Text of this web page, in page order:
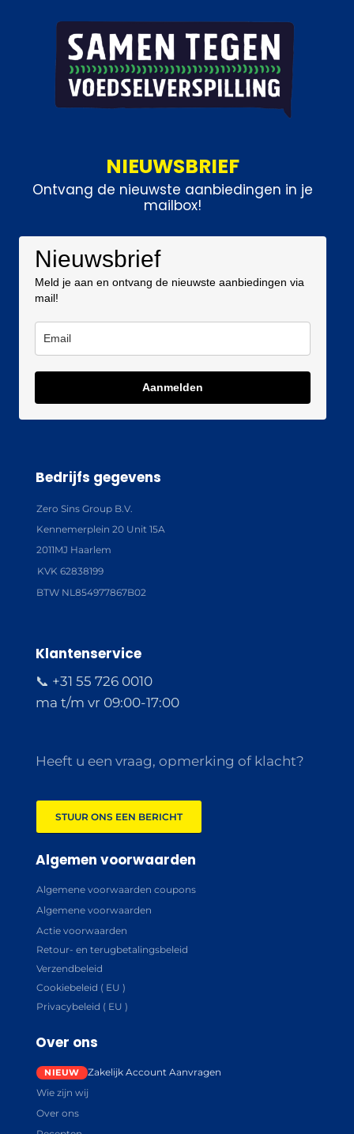
NIEUWSBRIEF
Ontvang de nieuwste aanbiedingen in je
mailbox!
Nieuwsbrief
Meld je aan en ontvang de nieuwste aanbiedingen via
mail!
Aanmelden
Bedrijfs gegevens
Zero Sins Group B.V.
Kennemerplein 20 Unit 15A
2011MJ Haarlem
KVK 62838199
BTW NL854977867B02
Klantenservice
📞 +31 55 726 0010
ma t/m vr 09:00-17:00
Heeft u een vraag, opmerking of klacht?
STUUR ONS EEN BERICHT
Algemen voorwaarden
Algemene voorwaarden coupons
Algemene voorwaarden
Actie voorwaarden
Retour- en terugbetalingsbeleid
Verzendbeleid
Cookiebeleid ( EU )
Privacybeleid ( EU )
Over ons
Zakelijk Account Aanvragen
Wie zijn wij
Over ons